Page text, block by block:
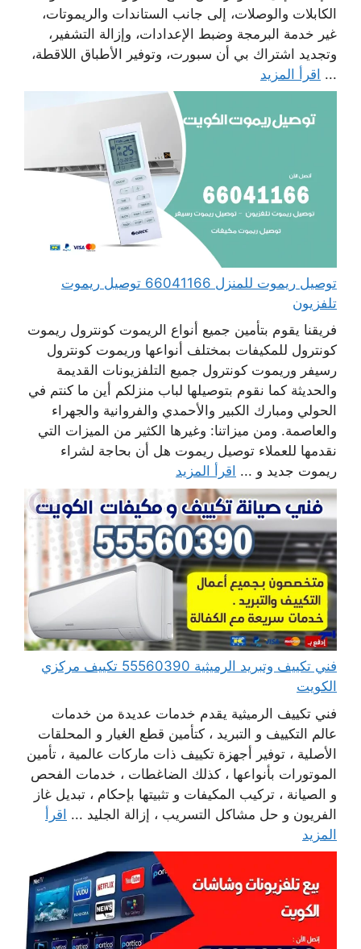
الكابلات والوصلات، إلى جانب الستاندات والريموتات،
غير خدمة البرمجة وضبط الإعدادات، وإزالة التشفير،
وتجديد اشتراك بي أن سبورت، وتوفير الأطباق اللاقطة،
... اقرأ المزيد
توصيل ريموت للمنزل 66041166 توصيل ريموت
تلفزيون
فريقنا يقوم بتأمين جميع أنواع الريموت كونترول ريموت
كونترول للمكيفات بمختلف أنواعها وريموت كونترول
رسيفر وريموت كونترول جميع التلفزيونات القديمة
والحديثة كما نقوم بتوصيلها لباب منزلكم أين ما كنتم في
الحولي ومبارك الكبير والأحمدي والفروانية والجهراء
والعاصمة. ومن ميزاتنا: وغيرها الكثير من الميزات التي
نقدمها للعملاء توصيل ريموت هل أن بحاجة لشراء
ريموت جديد و ... اقرأ المزيد
فني تكييف وتبريد الرميثية 55560390 تكييف مركزي
الكويت
فني تكييف الرميثية يقدم خدمات عديدة من خدمات
عالم التكييف و التبريد ، كتأمين قطع الغيار و المحلقات
الأصلية ، توفير أجهزة تكييف ذات ماركات عالمية ، تأمين
الموتورات بأنواعها ، كذلك الضاغطات ، خدمات الفحص
و الصيانة ، تركيب المكيفات و تثبيتها بإحكام ، تبديل غاز
الفريون و حل مشاكل التسريب ، إزالة الجليد ... اقرأ
المزيد